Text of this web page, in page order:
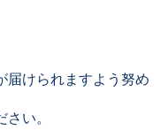
届けられますよう努め
い。